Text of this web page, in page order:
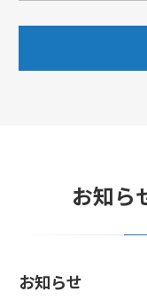
お知ら
お知らせ